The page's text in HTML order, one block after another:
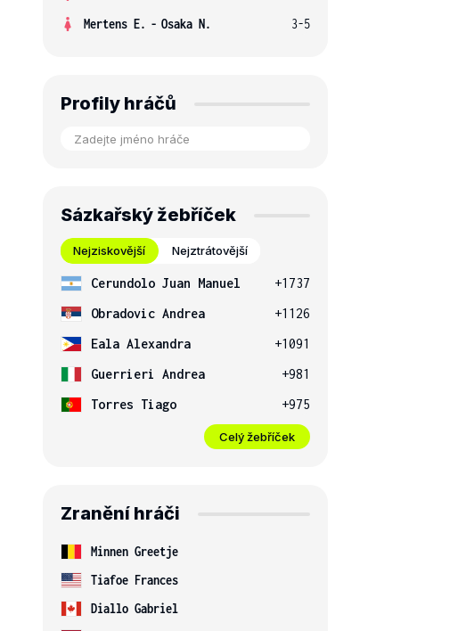
Mertens E. - Osaka N. 3-5
Profily hráčů
Sázkařský žebříček
Nejziskovější Nejztrátovější
Cerundolo Juan Manuel
+1737
Obradovic Andrea
+1126
Eala Alexandra
+1091
Guerrieri Andrea
+981
Torres Tiago
+975
Celý žebříček
Zranění hráči
Minnen Greetje
Tiafoe Frances
Diallo Gabriel